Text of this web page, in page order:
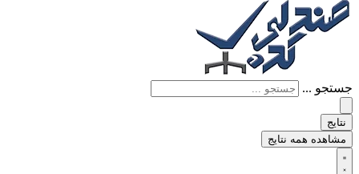
جستجو ...
نتایج
مشاهده همه نتایج